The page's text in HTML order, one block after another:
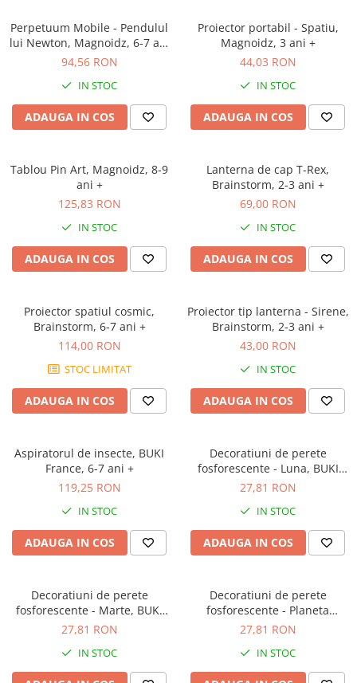
Perpetuum Mobile - Pendulul
lui Newton, Magnoidz, 6-7 ani
+
94,56 RON
IN STOC
ADAUGA IN COS
Proiector portabil - Spatiu,
Magnoidz, 3 ani +
44,03 RON
IN STOC
ADAUGA IN COS
Tablou Pin Art, Magnoidz, 8-9
ani +
125,83 RON
IN STOC
ADAUGA IN COS
Lanterna de cap T-Rex,
Brainstorm, 2-3 ani +
69,00 RON
IN STOC
ADAUGA IN COS
Proiector spatiul cosmic,
Brainstorm, 6-7 ani +
114,00 RON
STOC LIMITAT
ADAUGA IN COS
Proiector tip lanterna - Sirene,
Brainstorm, 2-3 ani +
43,00 RON
IN STOC
ADAUGA IN COS
Aspiratorul de insecte, BUKI
France, 6-7 ani +
119,25 RON
IN STOC
ADAUGA IN COS
Decoratiuni de perete
fosforescente - Luna, BUKI
France, 4-5 ani +
27,81 RON
IN STOC
ADAUGA IN COS
Decoratiuni de perete
fosforescente - Marte, BUKI
France, 4-5 ani +
27,81 RON
IN STOC
Decoratiuni de perete
fosforescente - Planeta
Jupiter, BUKI France, 4-5 ani +
27,81 RON
IN STOC